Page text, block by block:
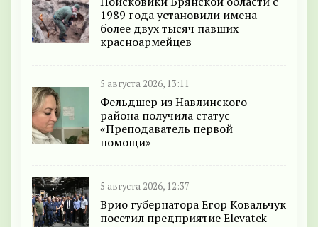
1989 года установили имена
более двух тысяч павших
красноармейцев
5 августа 2026, 13:11
Фельдшер из Навлинского
района получила статус
«Преподаватель первой
помощи»
5 августа 2026, 12:37
Врио губернатора Егор Ковальчук
посетил предприятие Elevatek